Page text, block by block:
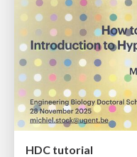
HDC tutorial